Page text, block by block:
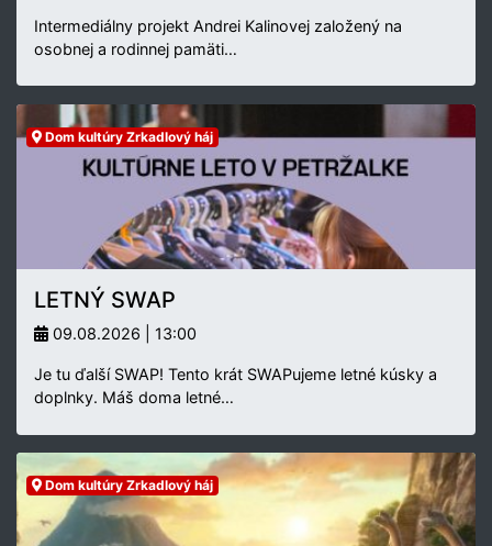
Intermediálny projekt Andrei Kalinovej založený na
osobnej a rodinnej pamäti…
Dom kultúry Zrkadlový háj
LETNÝ SWAP
09.08.2026 | 13:00
Je tu ďalší SWAP! Tento krát SWAPujeme letné kúsky a
doplnky. Máš doma letné…
Dom kultúry Zrkadlový háj